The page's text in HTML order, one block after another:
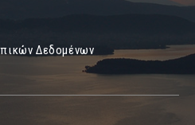
Δεδομένων